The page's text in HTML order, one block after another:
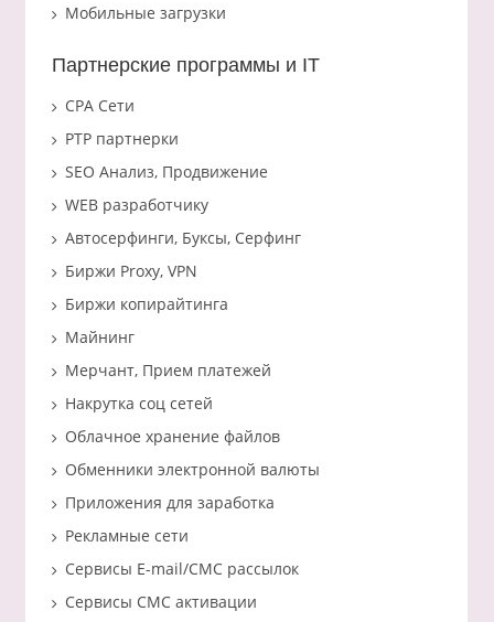
Мобильные загрузки
Партнерские программы и IT
CPA Сети
PTP партнерки
SEO Анализ, Продвижение
WEB разработчику
Автосерфинги, Буксы, Серфинг
Биржи Proxy, VPN
Биржи копирайтинга
Майнинг
Мерчант, Прием платежей
Накрутка соц сетей
Облачное хранение файлов
Обменники электронной валюты
Приложения для заработка
Рекламные сети
Сервисы E-mail/СМС рассылок
Сервисы СМС активации